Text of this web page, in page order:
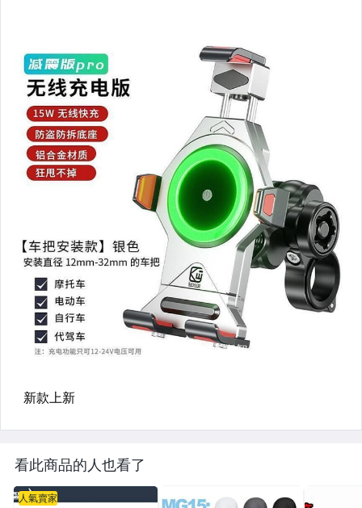
看此商品的人也看了
人氣賣家